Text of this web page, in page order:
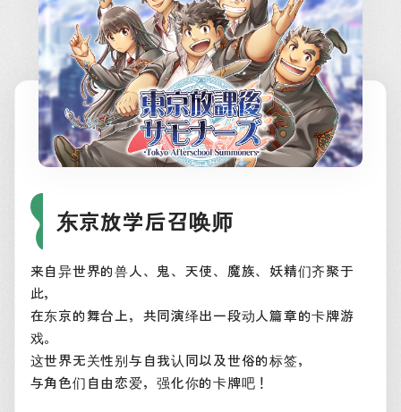
东京放学后召唤师
来自异世界的兽人、鬼、天使、魔族、妖精们齐聚于
此，
在东京的舞台上，共同演绎出一段动人篇章的卡牌游
戏。
这世界无关性别与自我认同以及世俗的标签，
与角色们自由恋爱，强化你的卡牌吧！